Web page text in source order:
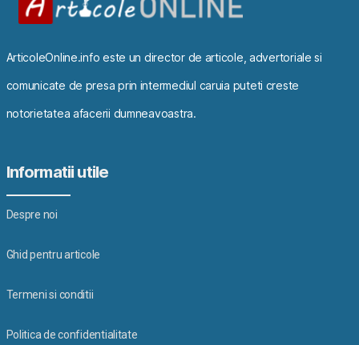
ArticoleOnline.info este un director de articole, advertoriale si
comunicate de presa prin intermediul caruia puteti creste
notorietatea afacerii dumneavoastra.
Informatii utile
Despre noi
Ghid pentru articole
Termeni si conditii
Politica de confidentialitate